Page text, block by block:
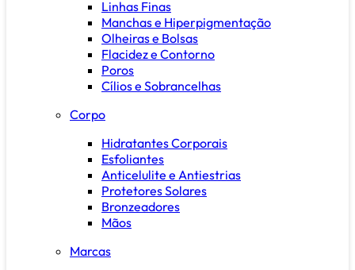
Linhas Finas
Manchas e Hiperpigmentação
Olheiras e Bolsas
Flacidez e Contorno
Poros
Cílios e Sobrancelhas
Corpo
Hidratantes Corporais
Esfoliantes
Anticelulite e Antiestrias
Protetores Solares
Bronzeadores
Mãos
Marcas